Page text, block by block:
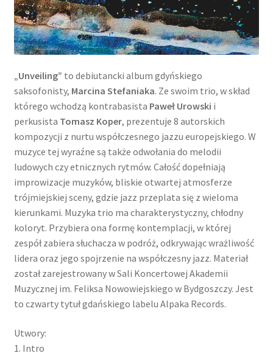
„Unveiling” to debiutancki album gdyńskiego
saksofonisty, Marcina Stefaniaka. Ze swoim trio, w skład
którego wchodzą kontrabasista Paweł Urowski i
perkusista Tomasz Koper, prezentuje 8 autorskich
kompozycji z nurtu współczesnego jazzu europejskiego. W
muzyce tej wyraźne są także odwołania do melodii
ludowych czy etnicznych rytmów. Całość dopełniają
improwizacje muzyków, bliskie otwartej atmosferze
trójmiejskiej sceny, gdzie jazz przeplata się z wieloma
kierunkami. Muzyka trio ma charakterystyczny, chłodny
koloryt. Przybiera ona formę kontemplacji, w której
zespół zabiera słuchacza w podróż, odkrywając wrażliwość
lidera oraz jego spojrzenie na współczesny jazz. Materiał
został zarejestrowany w Sali Koncertowej Akademii
Muzycznej im. Feliksa Nowowiejskiego w Bydgoszczy. Jest
to czwarty tytuł gdańskiego labelu Alpaka Records.
Utwory:
1. Intro